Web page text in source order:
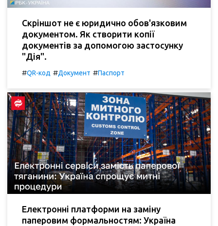
Скріншот не є юридично обов'язковим
документом. Як створити копії
документів за допомогою застосунку
"Дія".
#QR-код #Документ #Паспорт
Електронні платформи на заміну
паперовим формальностям: Україна